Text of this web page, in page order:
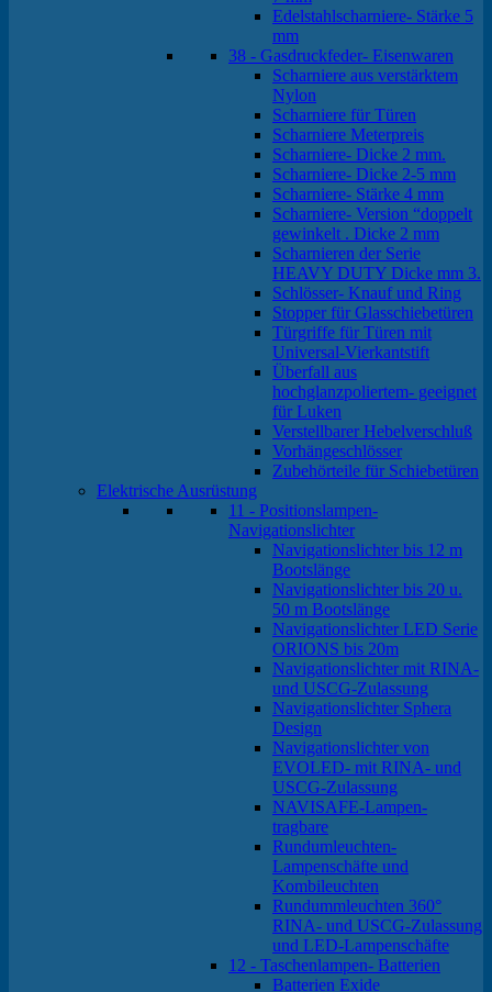
Edelstahlscharniere- Stärke 5
mm
38 - Gasdruckfeder- Eisenwaren
Scharniere aus verstärktem
Nylon
Scharniere für Türen
Scharniere Meterpreis
Scharniere- Dicke 2 mm.
Scharniere- Dicke 2-5 mm
Scharniere- Stärke 4 mm
Scharniere- Version “doppelt
gewinkelt . Dicke 2 mm
Scharnieren der Serie
HEAVY DUTY Dicke mm 3.
Schlösser- Knauf und Ring
Stopper für Glasschiebetüren
Türgriffe für Türen mit
Universal-Vierkantstift
Überfall aus
hochglanzpoliertem- geeignet
für Luken
Verstellbarer Hebelverschluß
Vorhängeschlösser
Zubehörteile für Schiebetüren
Elektrische Ausrüstung
11 - Positionslampen-
Navigationslichter
Navigationslichter bis 12 m
Bootslänge
Navigationslichter bis 20 u.
50 m Bootslänge
Navigationslichter LED Serie
ORIONS bis 20m
Navigationslichter mit RINA-
und USCG-Zulassung
Navigationslichter Sphera
Design
Navigationslichter von
EVOLED- mit RINA- und
USCG-Zulassung
NAVISAFE-Lampen-
tragbare
Rundumleuchten-
Lampenschäfte und
Kombileuchten
Rundummleuchten 360°
RINA- und USCG-Zulassung
und LED-Lampenschäfte
12 - Taschenlampen- Batterien
Batterien Exide